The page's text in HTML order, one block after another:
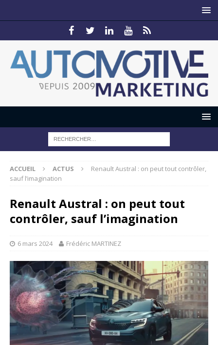
ACCUEIL ACTUS
Renault Austral : on peut tout contrôler,
sauf l’imagination
Renault Austral : on peut tout
contrôler, sauf l’imagination
6 mars 2024 Frédéric MARTINEZ